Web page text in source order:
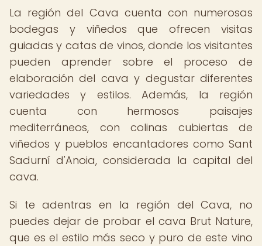
La región del Cava cuenta con numerosas
bodegas y viñedos que ofrecen visitas
guiadas y catas de vinos, donde los visitantes
pueden aprender sobre el proceso de
elaboración del cava y degustar diferentes
variedades y estilos. Además, la región
cuenta con hermosos paisajes
mediterráneos, con colinas cubiertas de
viñedos y pueblos encantadores como Sant
Sadurní d'Anoia, considerada la capital del
cava.
Si te adentras en la región del Cava, no
puedes dejar de probar el cava Brut Nature,
que es el estilo más seco y puro de este vino